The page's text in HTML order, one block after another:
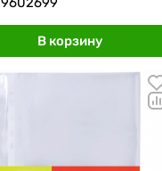
В корзину